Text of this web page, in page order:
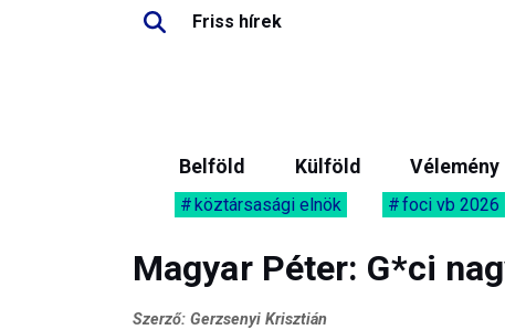
Friss hírek
Belföld Külföld Vélemény
köztársasági elnök foci vb 2026
Magyar Péter: G*ci
Szerző: Gerzsenyi Krisztián